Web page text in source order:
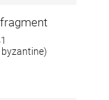
byzantine)